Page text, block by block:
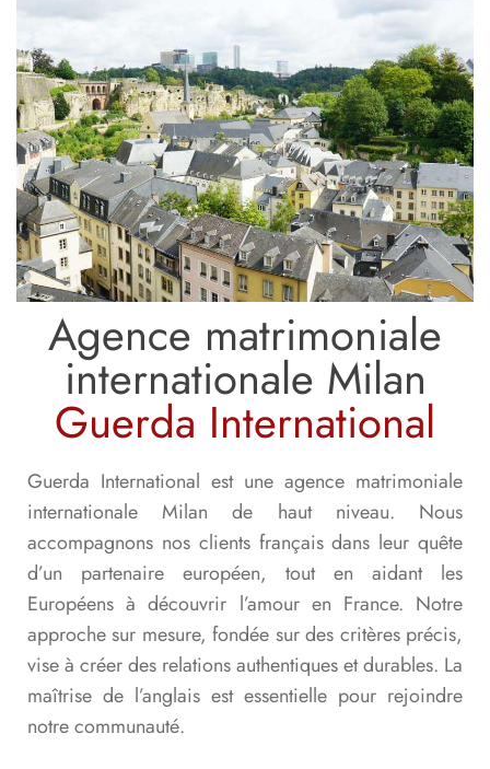
Agence matrimoniale
internationale Milan
Guerda International
Guerda International est une agence matrimoniale
internationale Milan de haut niveau. Nous
accompagnons nos clients français dans leur quête
d’un partenaire européen, tout en aidant les
Européens à découvrir l’amour en France. Notre
approche sur mesure, fondée sur des critères précis,
vise à créer des relations authentiques et durables. La
maîtrise de l’anglais est essentielle pour rejoindre
notre communauté.